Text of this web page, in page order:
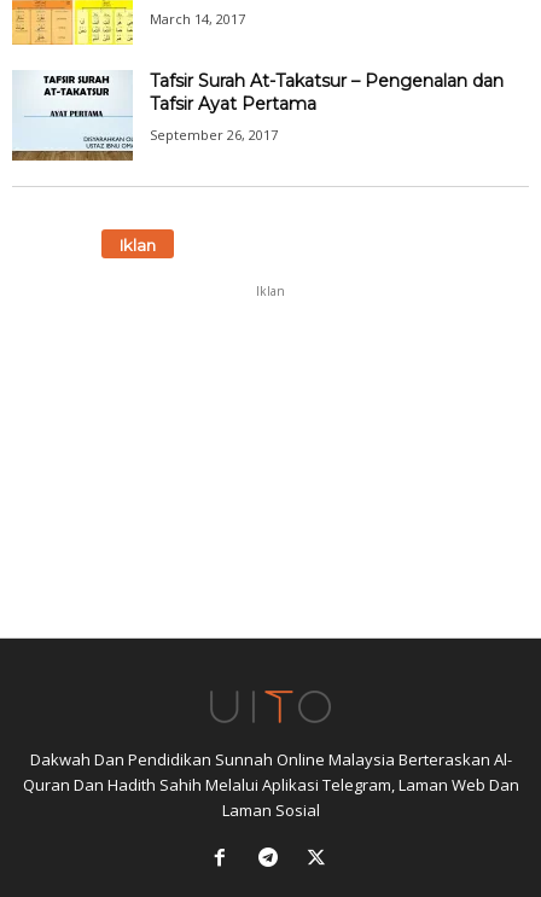
March 14, 2017
Tafsir Surah At-Takatsur – Pengenalan dan
Tafsir Ayat Pertama
September 26, 2017
Iklan
Iklan
Dakwah Dan Pendidikan Sunnah Online Malaysia Berteraskan Al-
Quran Dan Hadith Sahih Melalui Aplikasi Telegram, Laman Web Dan
Laman Sosial